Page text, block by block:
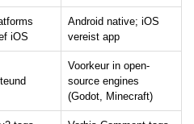
iOS
Android native; iOS
vereist app
Voorkeur in open-
source engines
(Godot, Minecraft)